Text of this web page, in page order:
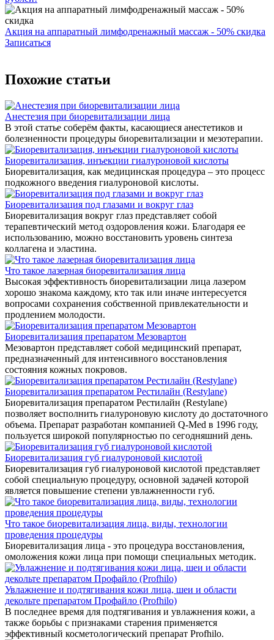
Акция на аппаратный лимфодренажный массаж - 50% скидка
Записаться
Похожие статьи
Анестезия при биоревитализации лица
В этой статье соберём факты, касающиеся анестетиков и
болезненности процедуры биоревитализации и мезотерапии.
Биоревитализация, инъекции гиалуроновой кислоты
Биоревитализация, как медицинская процедура – это процесс
подкожного введения гиалуроновой кислоты.
Биоревитализация под глазами и вокруг глаз
Биоревитализация вокруг глаз представляет собой
терапевтический метод оздоровления кожи. Благодаря ее
использованию, можно восстановить уровень синтеза
коллагена и эластина.
Что такое лазерная биоревитализация лица
Высокая эффективность биоревитализации лица лазером
хорошо знакома каждому, кто так или иначе интересуется
вопросами сохранения собственной привлекательности и
продлением молодости.
Биоревитализация препаратом Мезовартон
Мезовартон представляет собой медицинский препарат,
предназначенный для интенсивного восстановления
состояния кожных покровов.
Биоревитализация препаратом Рестилайн (Restylane)
Биоревитализация препаратом Рестилайн (Restylane)
позволяет восполнить гиалуроновую кислоту до достаточного
объема. Препарат разработан компанией Q-Med в 1996 году,
пользуется широкой популярностью по сегодняшний день.
Биоревитализация губ гиалуроновой кислотой
Биоревитализация губ гиалуроновой кислотой представляет
собой специальную процедуру, основной задачей которой
является повышение степени увлажненности губ.
Что такое биоревитализация лица, виды, технологии
проведения процедуры
Биоревитализация лица - это процедура восстановления,
омоложения кожи лица при помощи специальных методик.
Увлажнение и подтягивания кожи лица, шеи и области
декольте препаратом Профайло (Profhilo)
В последнее время для подтягивания и увлажнения кожи, а
также борьбы с признаками старения применяется
эффективный косметологический препарат Profhilo.